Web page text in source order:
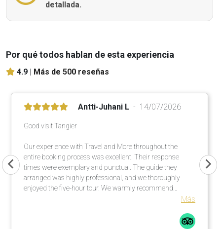
detallada.
Por qué todos hablan de esta experiencia
4.9 | Más de 500 reseñas
Antti-Juhani L 14/07/2026
Good visit Tangier
Our experience with Travel and More throughout the
entire booking process was excellent. Their response
times were exemplary and punctual. The guide they
arranged was highly professional, and we thoroughly
enjoyed the five-hour tour. We warmly recommend
organizing a rewarding city tour in cooperation with thisMás